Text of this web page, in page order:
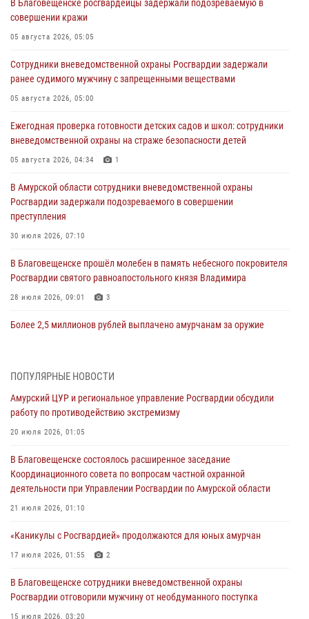
В Благовещенске росгвардейцы задержали подозреваемую в
совершении кражи
05 августа 2026, 05:05
Сотрудники вневедомственной охраны Росгвардии задержали
ранее судимого мужчину с запрещенными веществами
05 августа 2026, 05:00
Ежегодная проверка готовности детских садов и школ: сотрудники
вневедомственной охраны на страже безопасности детей
05 августа 2026, 04:34 1
В Амурской области сотрудники вневедомственной охраны
Росгвардии задержали подозреваемого в совершении
преступления
30 июля 2026, 07:10
В Благовещенске прошёл молебен в память небесного покровителя
Росгвардии святого равноапостольного князя Владимира
28 июля 2026, 09:01 3
Более 2,5 миллионов рублей выплачено амурчанам за оружие
Росгвардии Амурской области в период с 20 по 26 июля 2026 года
27 июля 2026, 06:28
охраны
23 июля 2026, 07:49
Амурчане смогут узнать об условиях поступления на службу в
23 июля 2026, 00:00
Координационного совета по вопросам частной охранной
деятельности при Управлении Росгвардии по Амурской области
ПОПУЛЯРНЫЕ НОВОСТИ
Амурский ЦУР и региональное управление Росгвардии обсудили
работу по противодействию экстремизму
20 июля 2026, 01:05
В Благовещенске состоялось расширенное заседание
Координационного совета по вопросам частной охранной
деятельности при Управлении Росгвардии по Амурской области
21 июля 2026, 01:10
«Каникулы с Росгвардией» продолжаются для юных амурчан
17 июля 2026, 01:55 2
В Благовещенске сотрудники вневедомственной охраны
Росгвардии отговорили мужчину от необдуманного поступка
15 июля 2026, 03:20